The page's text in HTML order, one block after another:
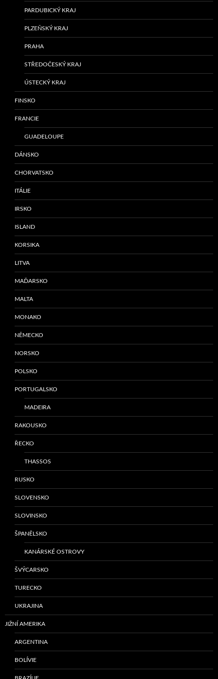
PARDUBICKÝ KRAJ
PLZEŇSKÝ KRAJ
PRAHA
STŘEDOČESKÝ KRAJ
ÚSTECKÝ KRAJ
FINSKO
FRANCIE
GUADELOUPE
DÁNSKO
CHORVATSKO
ITÁLIE
IRSKO
ISLAND
KORSIKA
LITVA
MAĎARSKO
MALTA
MONAKO
NĚMECKO
NORSKO
POLSKO
PORTUGALSKO
MADEIRA
RAKOUSKO
ŘECKO
THASSOS
RUSKO
SLOVENSKO
SLOVINSKO
ŠPANĚLSKO
KANÁRSKÉ OSTROVY
ŠVÝCARSKO
TURECKO
UKRAJINA
JIŽNÍ AMERIKA
ARGENTINA
BOLÍVIE
BRAZÍLIE